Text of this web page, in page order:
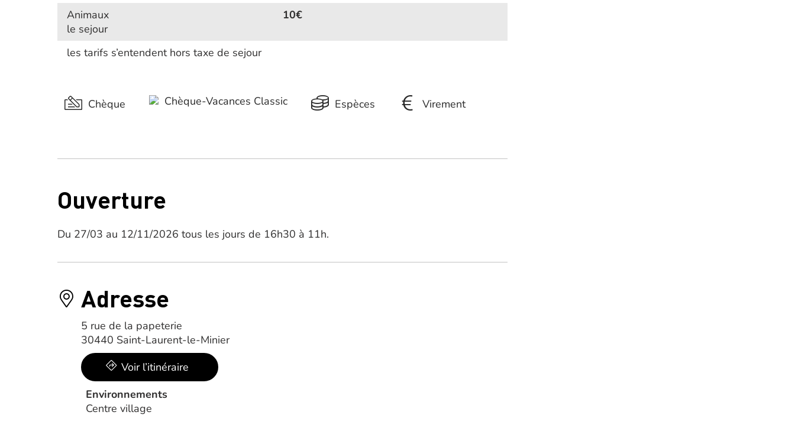
Animaux
10€
le sejour
les tarifs s’entendent hors taxe de sejour
Chèque Chèque-Vacances Classic Espèces Virement
Ouverture
Du 27/03 au 12/11/2026 tous les jours de 16h30 à 11h.
Adresse
5 rue de la papeterie
30440 Saint-Laurent-le-Minier
Voir l’itinéraire
Environnements
Centre village